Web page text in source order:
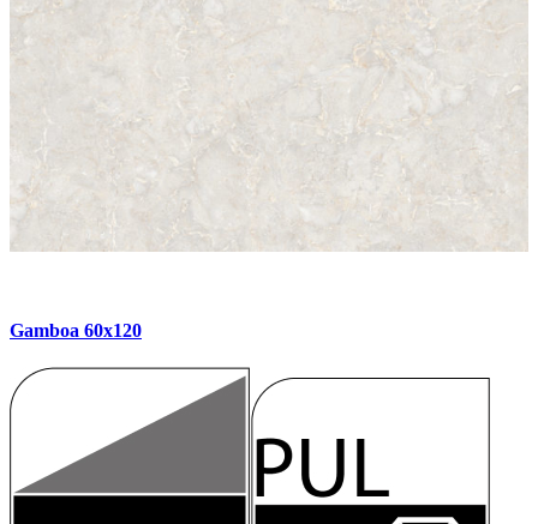
Gamboa 60x120